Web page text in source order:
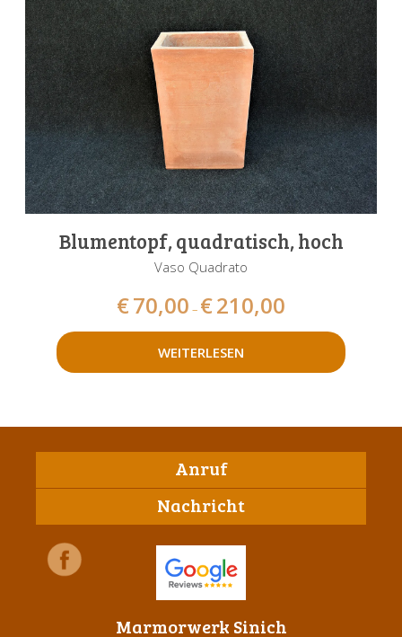
Blumentopf, quadratisch, hoch
Vaso Quadrato
€70,00 – €210,00
WEITERLESEN
Anruf
Nachricht
Marmorwerk Sinich